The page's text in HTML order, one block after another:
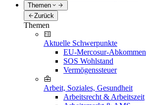
Themen
Zurück
Themen
Aktuelle Schwerpunkte
EU-Mercosur-Abkommen
SOS Wohlstand
Vermögenssteuer
Arbeit, Soziales, Gesundheit
Arbeitsrecht & Arbeitszeit